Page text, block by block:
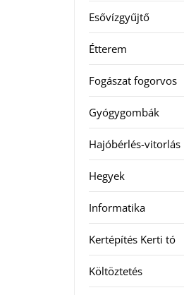
Esővízgyűjtő
Étterem
Fogászat fogorvos
Gyógygombák
Hajóbérlés-vitorlás
Hegyek
Informatika
Kertépítés Kerti tó
Költöztetés